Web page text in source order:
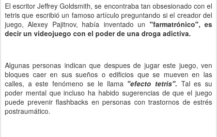
El escritor Jeffrey Goldsmith, se encontraba tan obsesionado con el
tetris que escribió un famoso artículo preguntando si el creador del
juego, Alexey Pajitnov, había inventado un "farmatrónico", es
decir un videojuego con el poder de una droga adictiva.
Algunas personas indican que despues de jugar este juego, ven
bloques caer en sus sueños o edificios que se mueven en las
calles, a este fenómeno se le llama "efecto tetris". Tal es su
poder mental que incluso ha habido sugerencias de que el juego
puede prevenir flashbacks en personas con trastornos de estrés
postraumático.